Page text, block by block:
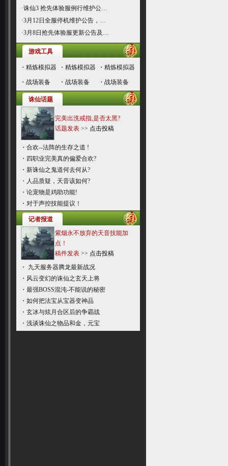
·诛仙3 抢先体验服例行维护公…
·3月12日全服停机维护公告，…
·3月8日抢先体验服更新公告及…
游戏工具
・精炼模拟器 ・精炼模拟器 ・精炼模拟器
・战场装备 ・战场装备 ・战场装备
诛仙话题
完美出洗戒指,是否太黑?
话题发表>> 点击投稿
・合欢--法阵的生存之道 !
・ 四职业完美真的偏爱合欢?
・新诛仙之鬼道何去何从?
・ 人品质疑，天音该如何?
・论宠物是鸡助功能!
・对于声控技能提议！
记者报道
紫烟永不放弃的天音技能加
点！
稿件发表>> 点击投稿
・
九天服务器腾龙最新战况
・ 风云变幻的诛仙之玄天上将
・最强BOSS混沌-不能说的秘密
・如何把法宝从宝器变神品
・玄冰与炫月合区后的争霸战
・浅谈诛仙之物品和金，元宝